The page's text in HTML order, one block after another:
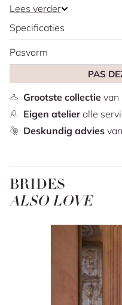
glad mikado. De
halslijn met off shoulder
waist. De effen fit & flare
een rustige sleep. Let op:
split of 3D-bloemen,
Deze aanbieding betreft
38.
Lees verder
Specificaties
Pasvorm
PAS
Grootste collectievan
Eigen atelieralle
Deskundig advies
BRIDES
ALSO LOVE